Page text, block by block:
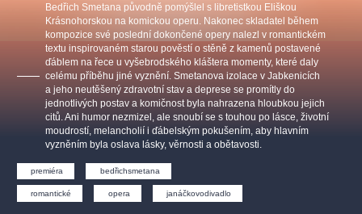
Sport
Ostatní
Bedřich Smetana původně pomýšlel s libretistkou Eliškou
Krásnohorskou na komickou operu. Nakonec skladatel během
kompozice své poslední dokončené opery nalezl v romantickém
textu inspirovaném starou pověstí o stěně z kamenů postavené
ďáblem na řece u vyšebrodského kláštera momenty, které daly
celému příběhu jiné vyznění. Smetanova izolace v Jabkenicích
a jeho neutěšený zdravotní stav a deprese se promítly do
jednotlivých postav a komičnost byla nahrazena hloubkou jejich
citů. Ani humor nezmizel, ale snoubí se s touhou po lásce, životní
moudrostí, melancholií i ďábelským pokušením, aby hlavním
vyzněním byla oslava lásky, věrnosti a obětavosti.
premiéra bedřichsmetana
romantické opera janáčkovodivadlo
Ostatní hledají
muzikálypraha
Nejnavštěvovanější
muzikálypraha divadlopraha sleva klasickáhudba
filmováhudba státníopera
národnídivadlo činohra